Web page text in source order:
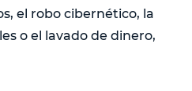
el robo cibernético, la
o el lavado de dinero,